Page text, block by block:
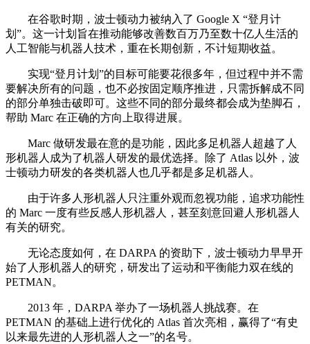
在谷歌时期，波士顿动力被纳入了 Google X “登月计
划”。这一计划旨在推动能够改善数百万乃至数十亿人生活的
人工智能与机器人技术，重在长期创新，不计短期收益。
实现“登月计划”的目标可能要花很多年，但过程中并不需
要解决所有的问题，也不必按固定顺序推进，只需拆解成不同
的部分单独击破即可。这些不同的部分最终都会成为垫脚石，
帮助 Marc 在正确的方向上取得进展。
Marc 做研发最在意的是功能，因此多足机器人超越了人
形机器人成为了机器人研发的最优选择。除了 Atlas 以外，波
士顿动力研发的各类机器人也几乎都是多足机器人。
由于许多人形机器人只注重外观而忽视功能，追求功能性
的 Marc 一度有些反感人形机器人，甚至刻意回避人形机器人
有关的研究。
无论态度如何，在 DARPA 的资助下，波士顿动力早早开
始了人形机器人的研究，研发出了运动和平衡能力双在线的
PETMAN。
2013 年，DARPA 举办了一场机器人挑战赛。在
PETMAN 的基础上进行优化的 Atlas 首次亮相，赢得了“有史
以来最先进的人形机器人之一”的名号。